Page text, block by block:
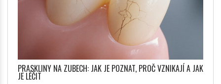
PRASKLINY NA ZUBECH: JAK JE POZNAT, PROČ VZNIKAJÍ A JAK
JE LÉČIT